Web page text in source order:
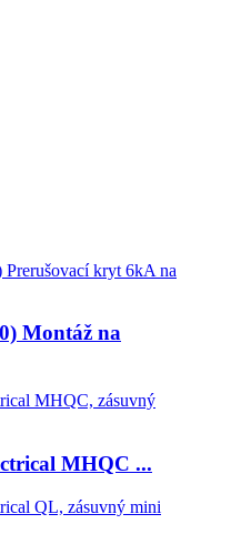
Montáž na
MHQC ...